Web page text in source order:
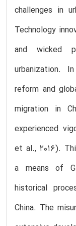
challenges in
Technology
and wicked
urbanization.
reform and
migration in
experienced
et al., 2016).
a means of
historical
China. The